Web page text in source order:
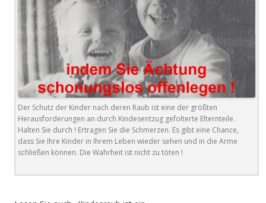
Der Schutz der Kinder nach deren Raub ist eine der größten
Herausforderungen an durch Kindesentzug gefolterte Elternteile.
Halten Sie durch ! Ertragen Sie die Schmerzen. Es gibt eine Chance,
dass Sie Ihre Kinder in Ihrem Leben wieder sehen und in die Arme
schließen können. Die Wahrheit ist nicht zu töten !